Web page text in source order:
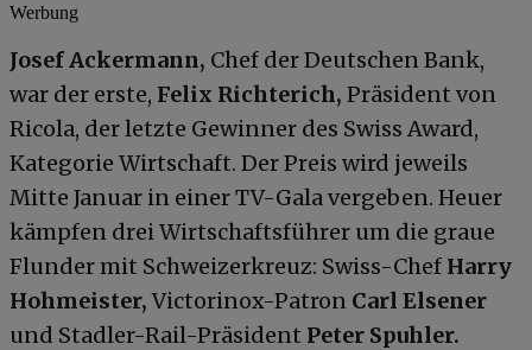
Werbung
Josef Ackermann, Chef der Deutschen Bank,
war der erste, Felix Richterich, Präsident von
Ricola, der letzte Gewinner des Swiss Award,
Kategorie Wirtschaft. Der Preis wird jeweils
Mitte Januar in einer TV-Gala vergeben. Heuer
kämpfen drei Wirtschaftsführer um die graue
Flunder mit Schweizerkreuz: Swiss-Chef Harry
Hohmeister,Victorinox-Patron Carl Elsener
und Stadler-Rail-Präsident Peter Spuhler.